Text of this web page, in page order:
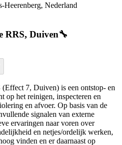
Heerenberg, Nederland
RRS, Duiven🔧
7, Duiven) is een ontstop- en
op het reinigen, inspecteren en
en afvoer. Op basis van de
signalen van externe
ervaringen naar voren over
en netjes/ordelijk werken,
vinden en er daarnaast op